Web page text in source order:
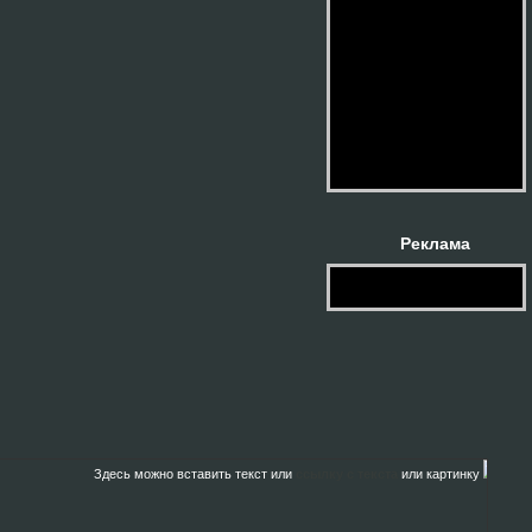
Реклама
Здесь можно вставить текст илиссылку с текста или картинку и т.д...